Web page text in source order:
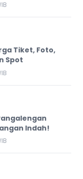
Tiket, Foto,
Spot
Indah!